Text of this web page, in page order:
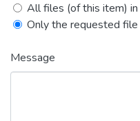
All files (of this item)
Only the requested file
Message